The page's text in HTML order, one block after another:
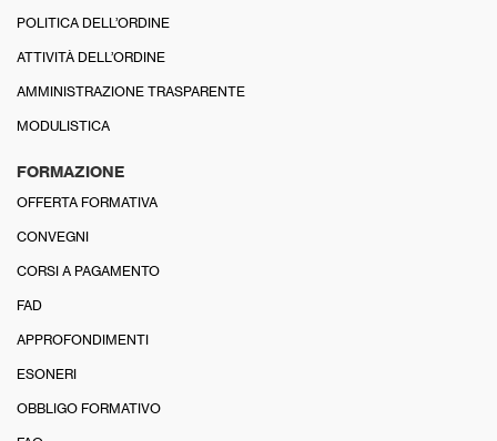
POLITICA DELL’ORDINE
ATTIVITÀ DELL’ORDINE
AMMINISTRAZIONE TRASPARENTE
MODULISTICA
FORMAZIONE
OFFERTA FORMATIVA
CONVEGNI
CORSI A PAGAMENTO
FAD
APPROFONDIMENTI
ESONERI
OBBLIGO FORMATIVO